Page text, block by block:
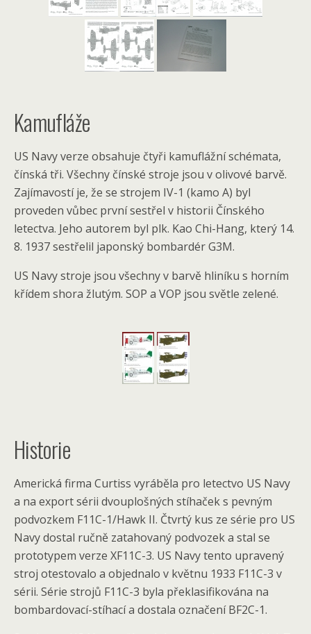
Kamufláže
US Navy verze obsahuje čtyři kamuflážní schémata,
čínská tři. Všechny čínské stroje jsou v olivové barvě.
Zajímavostí je, že se strojem IV-1 (kamo A) byl
proveden vůbec první sestřel v historii Čínského
letectva. Jeho autorem byl plk. Kao Chi-Hang, který 14.
8. 1937 sestřelil japonský bombardér G3M.
US Navy stroje jsou všechny v barvě hliníku s horním
křídem shora žlutým. SOP a VOP jsou světle zelené.
Historie
Americká firma Curtiss vyráběla pro letectvo US Navy
a na export sérii dvouplošných stíhaček s pevným
podvozkem F11C-1/Hawk II. Čtvrtý kus ze série pro US
Navy dostal ručně zatahovaný podvozek a stal se
prototypem verze XF11C-3. US Navy tento upravený
stroj otestovalo a objednalo v květnu 1933 F11C-3 v
sérii. Série strojů F11C-3 byla překlasifikována na
bombardovací-stíhací a dostala označení BF2C-1.